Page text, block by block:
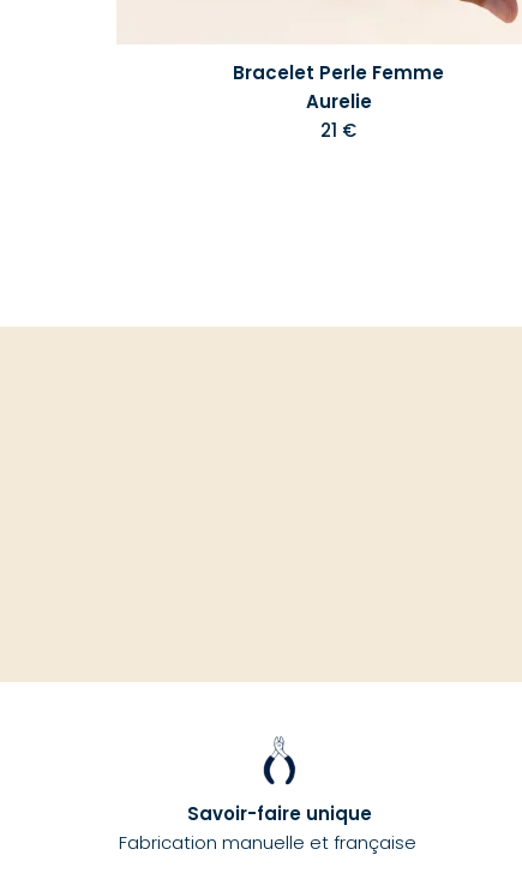
Bracelet Perle Femme
Aurelie
21 €
Savoir-faire unique
Fabrication manuelle et française